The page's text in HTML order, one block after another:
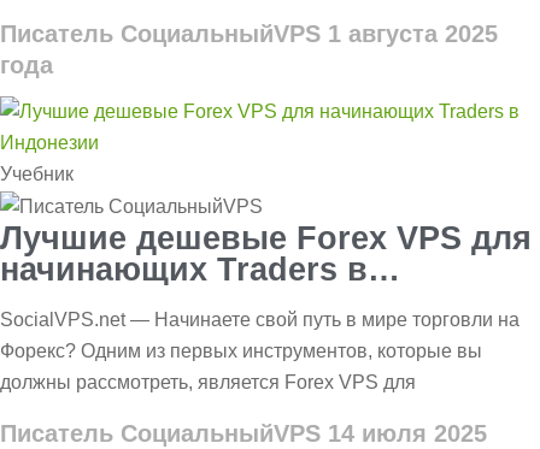
Писатель СоциальныйVPS 1 августа 2025
года
Учебник
Лучшие дешевые Forex VPS для
начинающих Traders в
SocialVPS.net — Начинаете свой путь в мире торговли на
Форекс? Одним из первых инструментов, которые вы
должны рассмотреть, является Forex VPS для
Писатель СоциальныйVPS 14 июля 2025